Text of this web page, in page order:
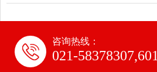
咨询热线：
021-58378307,601